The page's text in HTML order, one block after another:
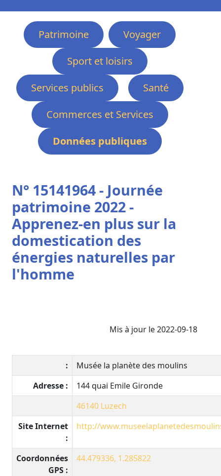
Patrimoine
Voyager
Sport et loisirs
Services publics
Santé
Commerces et Services
Données publiques
N° 15141964 - Journée
patrimoine 2022 -
Apprenez-en plus sur la
domestication des
énergies naturelles par
l'homme
Mis à jour le 2022-09-18
:
Musée la planète des moulins
Adresse :
144 quai Emile Gironde
46140 Luzech
Site Internet
:
http://
Coordonnées
GPS :
44.479336, 1.285822